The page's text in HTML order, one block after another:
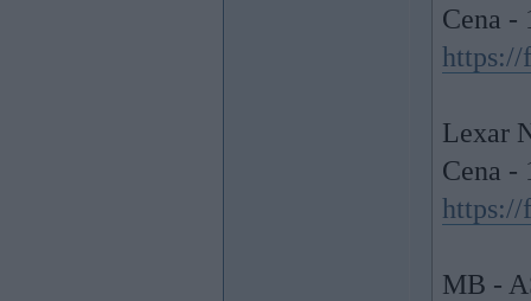
Cena -
https://
Lexar
Cena -
https://
MB -